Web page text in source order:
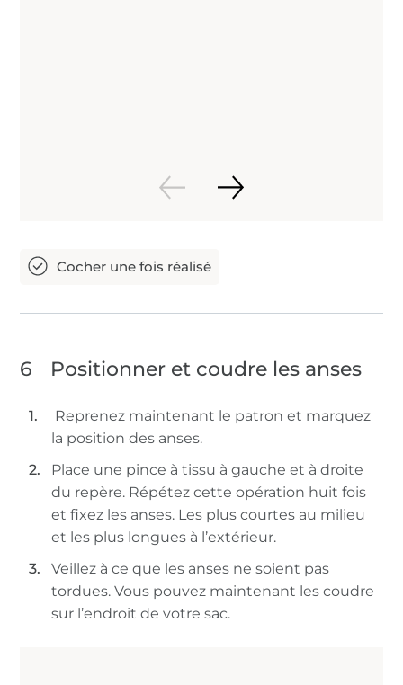
6 Positionner et coudre les anses
Reprenez maintenant le patron et marquez
la position des anses.
Place une pince à tissu à gauche et à droite
du repère. Répétez cette opération huit fois
et fixez les anses. Les plus courtes au milieu
et les plus longues à l’extérieur.
Veillez à ce que les anses ne soient pas
tordues. Vous pouvez maintenant les coudre
sur l’endroit de votre sac.